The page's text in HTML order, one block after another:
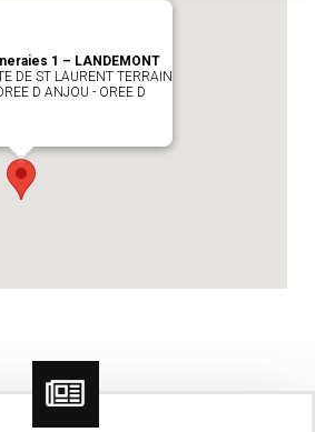
1 – LANDEMONT
DE ST LAURENT TERRAIN
D ANJOU - OREE D